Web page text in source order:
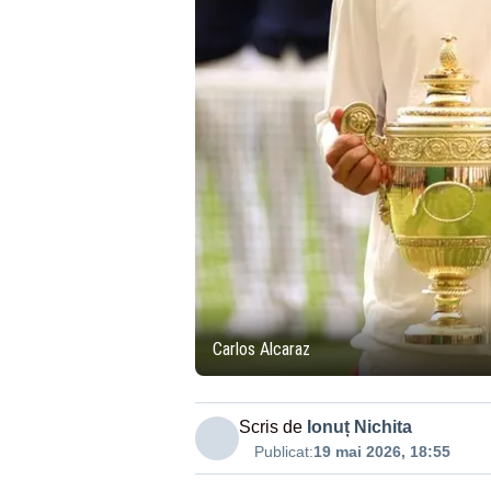
Carlos Alcaraz
Scris de Ionuț Nichita
Publicat:19 mai 2026, 18:55